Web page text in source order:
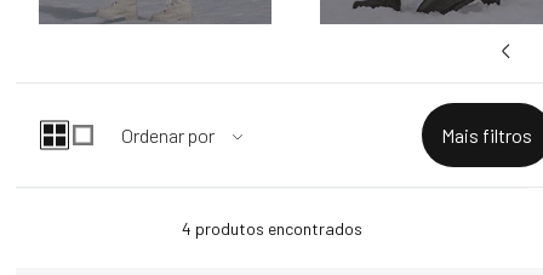
4 produtos